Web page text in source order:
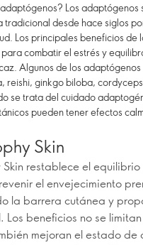
Los adaptógenos
tradicional desde hace siglos
Los principales beneficios de
combatir el estrés y
Algunos de los adaptógenos
reishi, ginkgo biloba,
se trata del cuidado
pueden tener efectos
Skin
Skin restablece el
el envejecimiento
la barrera cutánea y
Los beneficios no se
mejoran el estado de